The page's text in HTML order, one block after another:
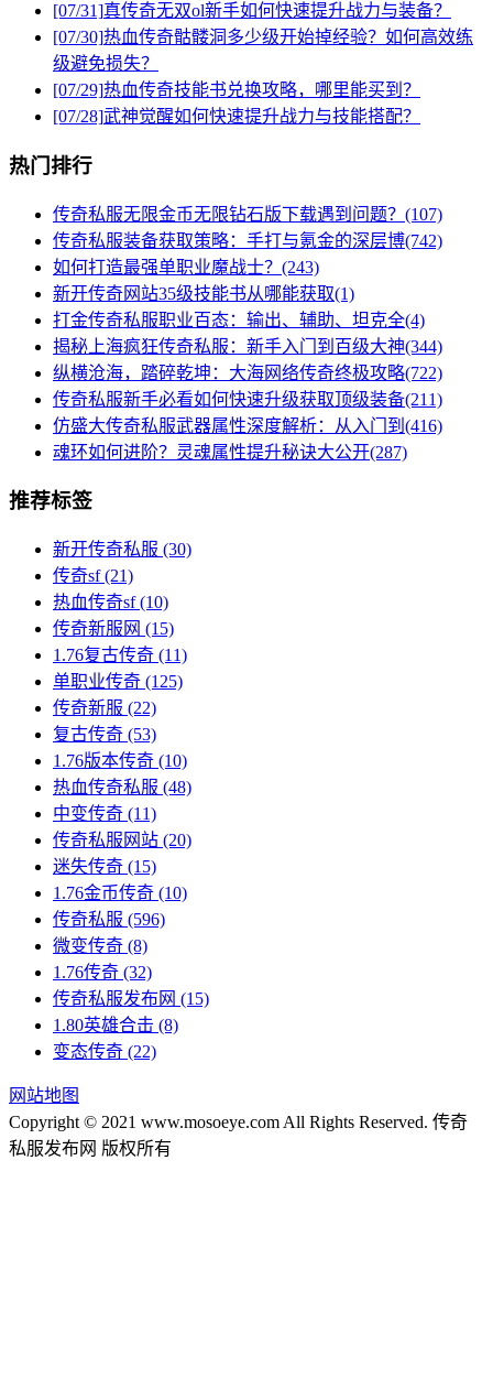
[07/31]真传奇无双ol新手如何快速提升战力与装备？
[07/30]热血传奇骷髅洞多少级开始掉经验？如何高效练
级避免损失？
[07/29]热血传奇技能书兑换攻略，哪里能买到？
[07/28]武神觉醒如何快速提升战力与技能搭配？
热门排行
传奇私服无限金币无限钻石版下载遇到问题？(107)
传奇私服装备获取策略：手打与氪金的深层博(742)
如何打造最强单职业魔战士？(243)
新开传奇网站35级技能书从哪能获取(1)
打金传奇私服职业百态：输出、辅助、坦克全(4)
揭秘上海疯狂传奇私服：新手入门到百级大神(344)
纵横沧海，踏碎乾坤：大海网络传奇终极攻略(722)
传奇私服新手必看如何快速升级获取顶级装备(211)
仿盛大传奇私服武器属性深度解析：从入门到(416)
魂环如何进阶？灵魂属性提升秘诀大公开(287)
推荐标签
新开传奇私服 (30)
传奇sf(21)
热血传奇sf(10)
传奇新服网 (15)
1.76复古传奇 (11)
单职业传奇 (125)
传奇新服 (22)
复古传奇 (53)
1.76版本传奇 (10)
热血传奇私服 (48)
中变传奇 (11)
传奇私服网站 (20)
迷失传奇 (15)
1.76金币传奇 (10)
传奇私服 (596)
微变传奇 (8)
1.76传奇 (32)
传奇私服发布网 (15)
1.80英雄合击 (8)
变态传奇 (22)
网站地图
Copyright © 2021 www.mosoeye.com All Rights Reserved. 传奇
私服发布网 版权所有